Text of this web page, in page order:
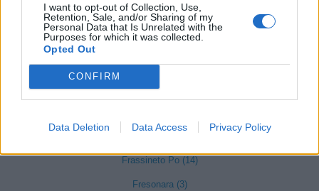
I want to opt-out of Collection, Use,
Retention, Sale, and/or Sharing of my
Personal Data that Is Unrelated with the
Purposes for which it was collected.
Opted Out
CONFIRM
Data Deletion Data Access Privacy Policy
Fabbrica Curone (4)
Felizzano (18)
Fraconalto (6)
Francavilla Bisio (5)
Frassinello Monferrato (7)
Frassineto Po (14)
Fresonara (3)